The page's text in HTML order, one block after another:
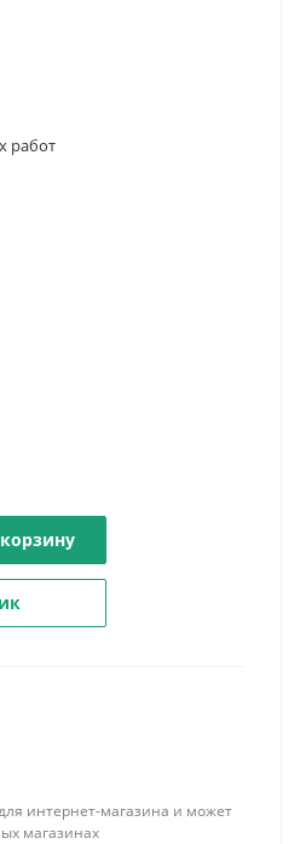
работ
интернет-магазина и может
магазинах